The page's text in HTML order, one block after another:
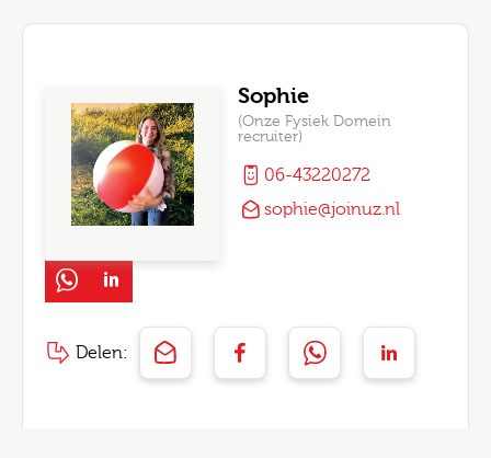
Sophie
(Onze Fysiek Domein
recruiter)
06-43220272
sophie@joinuz.nl
Delen: